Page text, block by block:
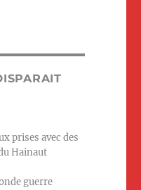
prises avec des
Hainaut
guerre